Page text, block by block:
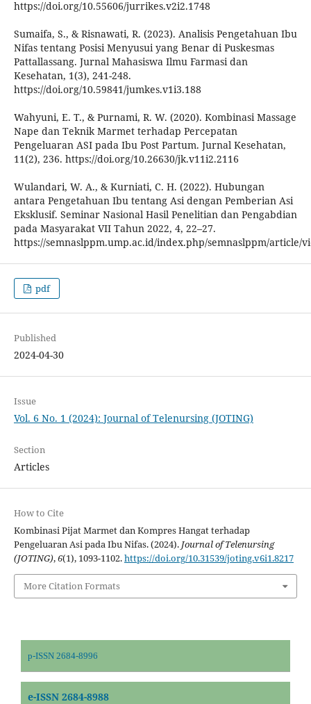
https://doi.org/10.55606/jurrikes.v2i2.1748
Sumaifa, S., & Risnawati, R. (2023). Analisis Pengetahuan Ibu
Nifas tentang Posisi Menyusui yang Benar di Puskesmas
Pattallassang. Jurnal Mahasiswa Ilmu Farmasi dan
Kesehatan, 1(3), 241-248.
https://doi.org/10.59841/jumkes.v1i3.188
Wahyuni, E. T., & Purnami, R. W. (2020). Kombinasi Massage
Nape dan Teknik Marmet terhadap Percepatan
Pengeluaran ASI pada Ibu Post Partum. Jurnal Kesehatan,
11(2), 236. https://doi.org/10.26630/jk.v11i2.2116
Wulandari, W. A., & Kurniati, C. H. (2022). Hubungan
antara Pengetahuan Ibu tentang Asi dengan Pemberian Asi
Eksklusif. Seminar Nasional Hasil Penelitian dan Pengabdian
pada Masyarakat VII Tahun 2022, 4, 22–27.
https://semnaslppm.ump.ac.id/index.php/semnaslppm/article/
pdf
Published
2024-04-30
Issue
Vol. 6 No. 1 (2024): Journal of Telenursing (JOTING)
Section
Articles
How to Cite
Kombinasi Pijat Marmet dan Kompres Hangat terhadap
Pengeluaran Asi pada Ibu Nifas. (2024). Journal of Telenursing
(JOTING),6(1), 1093-1102.https://doi.org/10.31539/joting.v6i1.8217
More Citation Formats
p-ISSN 2684-8996
e-ISSN 2684-8988